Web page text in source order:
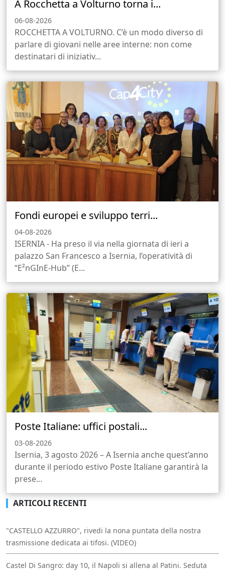
A Rocchetta a Volturno torna i...
06-08-2026
ROCCHETTA A VOLTURNO. C’è un modo diverso di
parlare di giovani nelle aree interne: non come
destinatari di iniziativ...
Fondi europei e sviluppo terri...
04-08-2026
ISERNIA - Ha preso il via nella giornata di ieri a
palazzo San Francesco a Isernia, l’operatività di
“E²nGInE-Hub” (E...
Poste Italiane: uffici postali...
03-08-2026
Isernia, 3 agosto 2026 – A Isernia anche quest’anno
durante il periodo estivo Poste Italiane garantirà la
prese...
ARTICOLI RECENTI
"CASTELLO AZZURRO", rivedi la nona puntata della nostra
trasmissione dedicata ai tifosi. (VIDEO)
Castel Di Sangro: day 10, il Napoli si allena al Patini. Seduta